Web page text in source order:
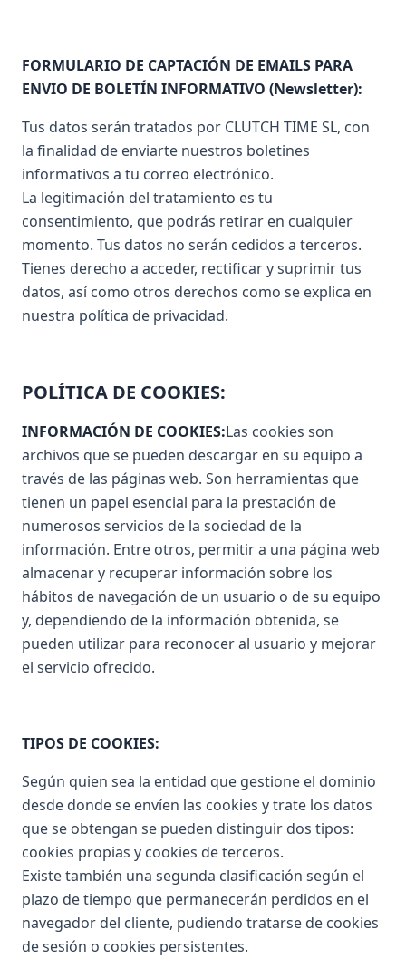
FORMULARIO DE CAPTACIÓN DE EMAILS PARA
ENVIO DE BOLETÍN INFORMATIVO (Newsletter):
Tus datos serán tratados por CLUTCH TIME SL, con
la finalidad de enviarte nuestros boletines
informativos a tu correo electrónico.
La legitimación del tratamiento es tu
consentimiento, que podrás retirar en cualquier
momento. Tus datos no serán cedidos a terceros.
Tienes derecho a acceder, rectificar y suprimir tus
datos, así como otros derechos como se explica en
nuestra política de privacidad.
POLÍTICA DE COOKIES:
INFORMACIÓN DE COOKIES:Las cookies son
archivos que se pueden descargar en su equipo a
través de las páginas web. Son herramientas que
tienen un papel esencial para la prestación de
numerosos servicios de la sociedad de la
información. Entre otros, permitir a una página web
almacenar y recuperar información sobre los
hábitos de navegación de un usuario o de su equipo
y, dependiendo de la información obtenida, se
pueden utilizar para reconocer al usuario y mejorar
el servicio ofrecido.
TIPOS DE COOKIES:
Según quien sea la entidad que gestione el dominio
desde donde se envíen las cookies y trate los datos
que se obtengan se pueden distinguir dos tipos:
cookies propias y cookies de terceros.
Existe también una segunda clasificación según el
plazo de tiempo que permanecerán perdidos en el
navegador del cliente, pudiendo tratarse de cookies
de sesión o cookies persistentes.